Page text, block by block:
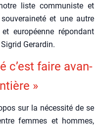
liste com­mu­niste et
et une autre
euro­péenne répon­dant
Gerar­din.
c’est faire avan­
»
sur la néces­si­té de se
femmes et hommes,